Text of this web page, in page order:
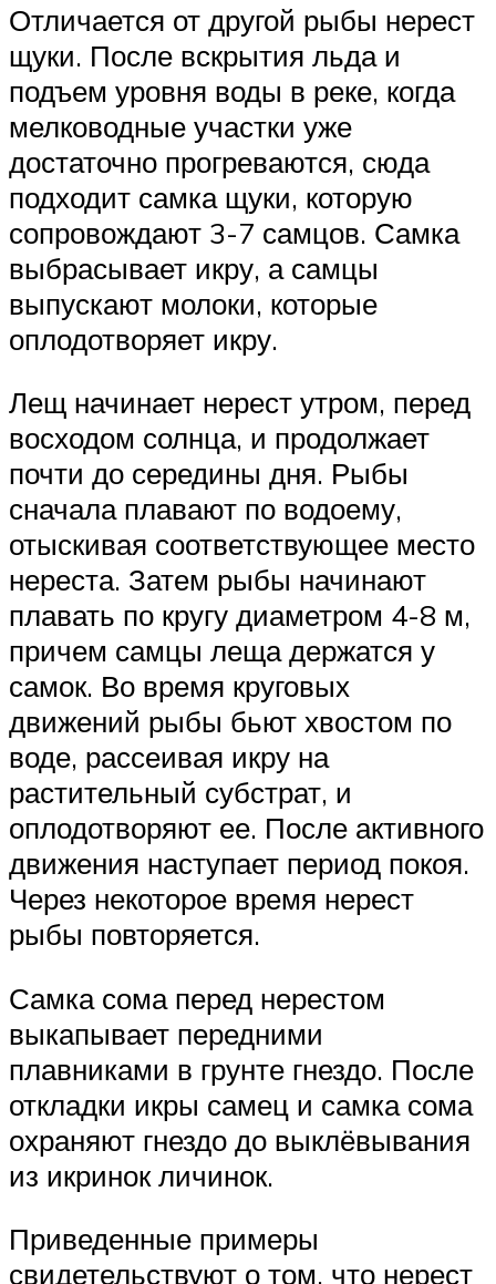
Отличается от другой рыбы нерест
щуки. После вскрытия льда и
подъем уровня воды в реке, когда
мелководные участки уже
достаточно прогреваются, сюда
подходит самка щуки, которую
сопровождают 3-7 самцов. Самка
выбрасывает икру, а самцы
выпускают молоки, которые
оплодотворяет икру.
Лещ начинает нерест утром, перед
восходом солнца, и продолжает
почти до середины дня. Рыбы
сначала плавают по водоему,
отыскивая соответствующее место
нереста. Затем рыбы начинают
плавать по кругу диаметром 4-8 м,
причем самцы леща держатся у
самок. Во время круговых
движений рыбы бьют хвостом по
воде, рассеивая икру на
растительный субстрат, и
оплодотворяют ее. После активного
движения наступает период покоя.
Через некоторое время нерест
рыбы повторяется.
Самка сома перед нерестом
выкапывает передними
плавниками в грунте гнездо. После
откладки икры самец и самка сома
охраняют гнездо до выклёвывания
из икринок личинок.
Приведенные примеры
свидетельствуют о том, что нерест